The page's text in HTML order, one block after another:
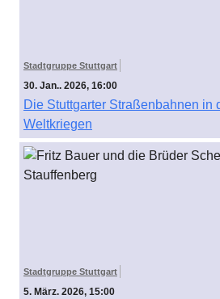
Stadtgruppe Stuttgart
30. Jan.. 2026, 16:00
Die Stuttgarter Straßenbahnen in
Weltkriegen
Stadtgruppe Stuttgart
5. März. 2026, 15:00